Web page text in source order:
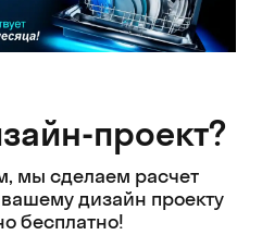
проект?
мы сделаем расчет
дизайн проекту
бесплатно!